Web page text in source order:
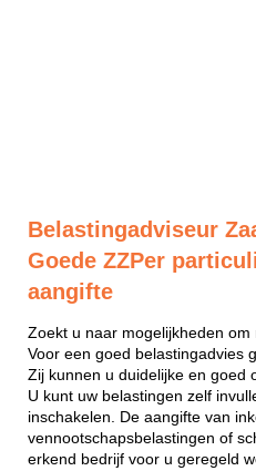
Belastingadviseur
Goede ZZPer
aangifte
Zoekt u naar mogelijkheden
Voor een goed belastingadvies
Zij kunnen u duidelijke en goed
U kunt uw belastingen zelf
inschakelen. De aangifte van
vennootschapsbelastingen of
erkend bedrijf voor u geregeld